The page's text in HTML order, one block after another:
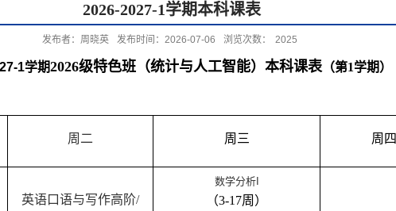
来访学者
出访交流
人才引进
博士后招收
在读硕士
在读本科
硕士招生
本科招生
奖助政策
2026-2027-1学期本科课表
发布者：周晓英 发布时间：2026-07-06 浏览次数： 2025
-1学期2026级特色班（统计与人工智能） 本科课表（第1学期）
周二 周 三 周 四
英语口语与写作高阶/
数学分析I
（3-17周 ）